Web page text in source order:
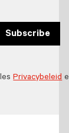
Subscribe
Privacybeleid